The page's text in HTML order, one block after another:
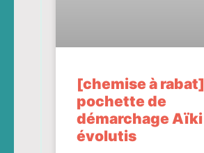
[chemise à rabat]
pochette de
démarchage Aïki
évolutis